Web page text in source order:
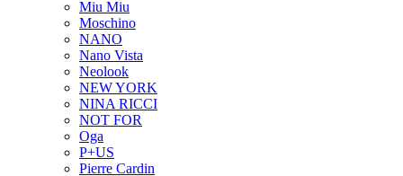
Miu Miu
Moschino
NANO
Nano Vista
Neolook
NEW YORK
NINA RICCI
NOT FOR
Oga
P+US
Pierre Cardin